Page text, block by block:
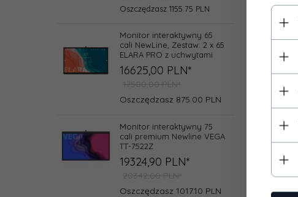
Oszczędzasz 1155.75 PLN
Monitor interaktywny 65
cali NewLine, Zestaw: 2 x 65
ELARA PRO z uchwytami
16625,00 PLN*
17500,00 PLN*
Oszczędzasz 875.00 PLN
Monitor interaktywny 75
cali premium Newline VEGA
TT-7522Z
19324,90 PLN*
20342,00 PLN*
Oszczędzasz 1017.10 PLN